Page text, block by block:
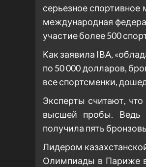
серьезное
международная
участие более 500
Как заявила IBA,
по 50 000 долларов,
все спортсменки,
Эксперты считают,
высшей пробы. Ведь
получила пять
Лидером
Олимпиады в Париже